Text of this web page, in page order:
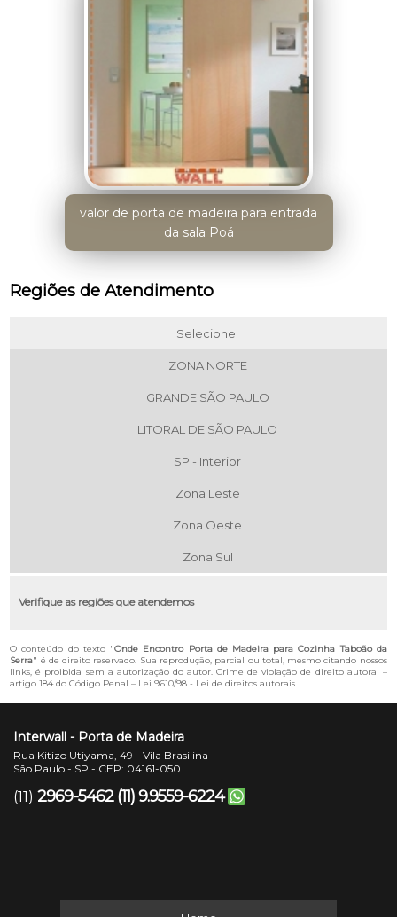
valor de porta de madeira para entrada
da sala Poá
Regiões de Atendimento
Selecione:
ZONA NORTE
GRANDE SÃO PAULO
LITORAL DE SÃO PAULO
SP - Interior
Zona Leste
Zona Oeste
Zona Sul
Verifique as regiões que atendemos
O conteúdo do texto "Onde Encontro Porta de Madeira para Cozinha Taboão da
Serra" é de direito reservado. Sua reprodução, parcial ou total, mesmo citando nossos
links, é proibida sem a autorização do autor. Crime de violação de direito autoral –
artigo 184 do Código Penal – Lei 9610/98 - Lei de direitos autorais.
Interwall - Porta de Madeira
Rua Kitizo Utiyama, 49 - Vila Brasilina
São Paulo - SP - CEP: 04161-050
(11) 2969-5462 (11) 9.9559-6224